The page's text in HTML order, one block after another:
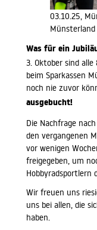
03.10.25,
Was für ein
3. Oktober sind
beim Sparkassen
noch nie zuvor
ausgebucht!
Die Nachfrage
den vergangenen
vor wenigen
freigegeben, um
Hobbyradsportlern
Wir freuen uns
uns bei allen, die
haben.